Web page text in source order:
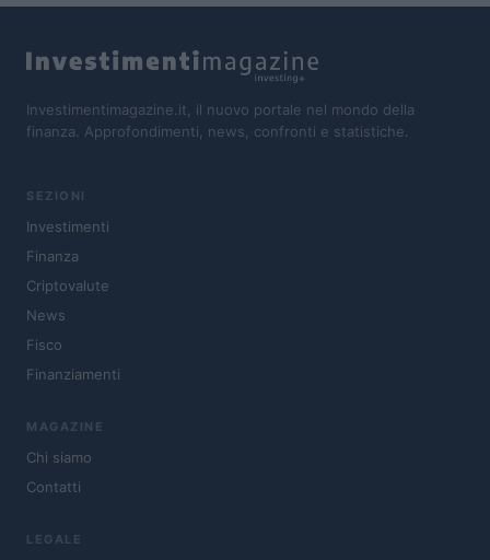
Investimentimagazine.it, il nuovo portale nel mondo della
finanza. Approfondimenti, news, confronti e statistiche.
SEZIONI
Investimenti
Finanza
Criptovalute
News
Fisco
Finanziamenti
MAGAZINE
Chi siamo
Contatti
LEGALE